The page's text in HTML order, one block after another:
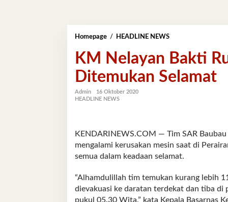
Homepage / HEADLINE NEWSKM
Bakti
Rusak
Mesin,
9
KM Nelayan Bakti
Ditemukan Selamat
Admin
16 Oktober 2020
HEADLINE NEWS
KENDARINEWS.COM — Tim SAR
mengalami kerusakan mesin saat di
semua dalam keadaan selamat.
“Alhamdulillah tim temukan kurang lebih
dievakuasi ke daratan terdekat dan tiba di
pukul 05.30 Wita,” kata Kepala Basarnas